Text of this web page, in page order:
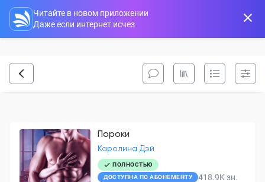
Читайте в новом приложении
Даже если интернет исчез
Пороки
Каролина Дэй
ПОЛНОСТЬЮ
ДОСТУПНА ПО АБОНЕМЕНТУ
418.9K зн.